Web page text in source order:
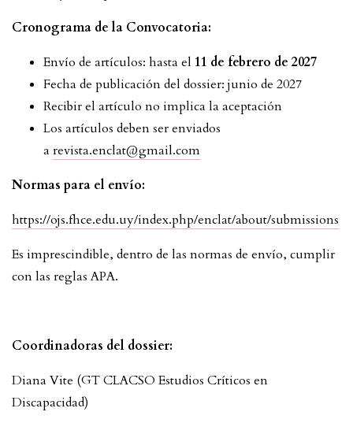
Cronograma de la Convocatoria:
Envío de artículos: hasta el 11 de febrero de 2027
Fecha de publicación del dossier: junio de 2027
Recibir el artículo no implica la aceptación
Los artículos deben ser enviados
a revista.enclat@gmail.com
Normas para el envío:
https://ojs.fhce.edu.uy/index.php/enclat/about/submissions
Es imprescindible, dentro de las normas de envío, cumplir
con las reglas APA.
Coordinadoras del dossier:
Diana Vite (GT CLACSO Estudios Críticos en
Discapacidad)